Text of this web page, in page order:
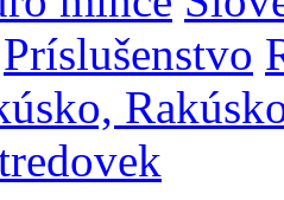
Príslušenstvo